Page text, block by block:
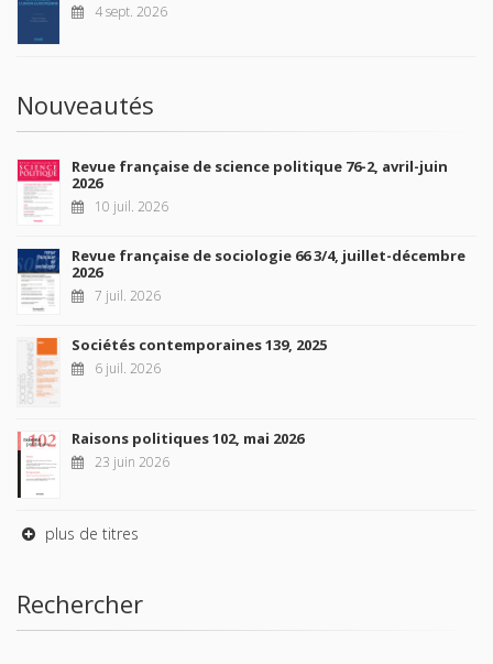
4 sept. 2026
Nouveautés
Revue française de science politique 76-2, avril-juin
2026
10 juil. 2026
Revue française de sociologie 66 3/4, juillet-décembre
2026
7 juil. 2026
Sociétés contemporaines 139, 2025
6 juil. 2026
Raisons politiques 102, mai 2026
23 juin 2026
plus de titres
Rechercher